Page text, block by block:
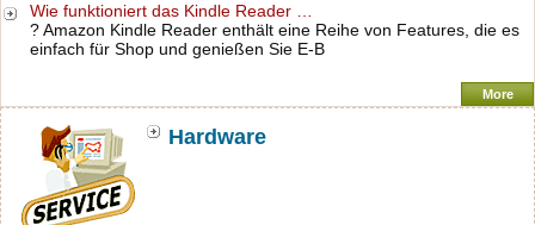
Wie funktioniert das Kindle Reader …
? Amazon Kindle Reader enthält eine Reihe von Features, die es
einfach für Shop und genießen Sie E-B
More
Hardware